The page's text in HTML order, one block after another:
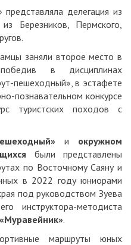
представляла делегация из
Березников, Пермского,
заняли второе место в
в дисциплинах
пешеходный», в эстафете
познавательном конкурсе
туристских походов с
и окружном
были представлены
по Восточному Саяну и
в 2022 году юниорами
под руководством Зуева
инструктора-методиста
.
маршруты юных